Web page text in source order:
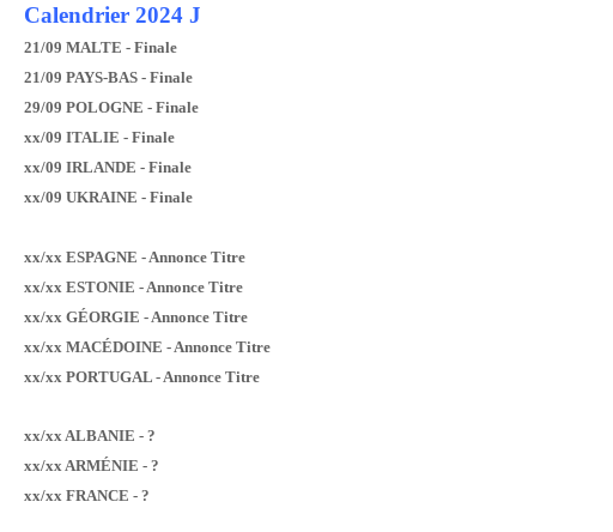
Calendrier 2024 J
21/09 MALTE - Finale
21/09 PAYS-BAS - Finale
29/09 POLOGNE - Finale
xx/09 ITALIE - Finale
xx/09 IRLANDE - Finale
xx/09 UKRAINE - Finale
xx/xx ESPAGNE - Annonce Titre
xx/xx ESTONIE - Annonce Titre
xx/xx GÉORGIE - Annonce Titre
xx/xx MACÉDOINE - Annonce Titre
xx/xx PORTUGAL - Annonce Titre
xx/xx ALBANIE - ?
xx/xx ARMÉNIE - ?
xx/xx FRANCE - ?